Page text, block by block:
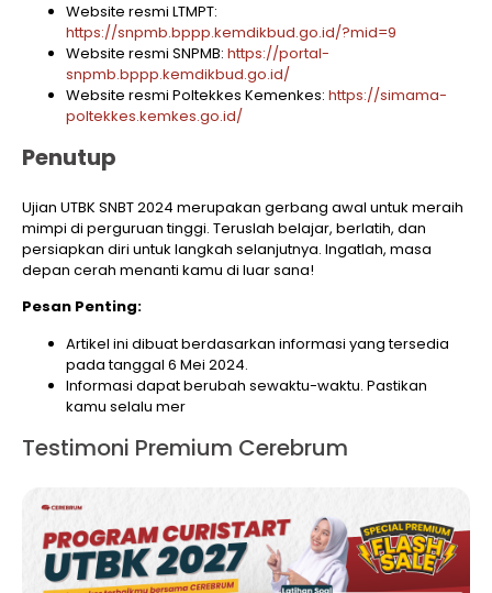
Website resmi LTMPT:
https://snpmb.bppp.kemdikbud.go.id/?mid=9
Website resmi SNPMB: https://portal-
snpmb.bppp.kemdikbud.go.id/
Website resmi Poltekkes Kemenkes: https://simama-
poltekkes.kemkes.go.id/
Penutup
Ujian UTBK SNBT 2024 merupakan gerbang awal untuk meraih
mimpi di perguruan tinggi. Teruslah belajar, berlatih, dan
persiapkan diri untuk langkah selanjutnya. Ingatlah, masa
depan cerah menanti kamu di luar sana!
Pesan Penting:
Artikel ini dibuat berdasarkan informasi yang tersedia
pada tanggal 6 Mei 2024.
Informasi dapat berubah sewaktu-waktu. Pastikan
kamu selalu mer
Testimoni Premium Cerebrum